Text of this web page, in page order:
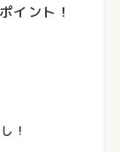
イント！
！